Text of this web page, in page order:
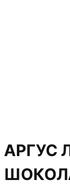
АРГУС